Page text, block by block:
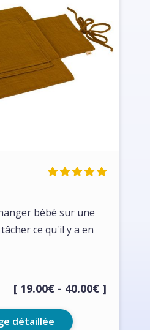
bébé sur une
ce qu'il y a en
[ 19.00€ - 40.00€ ]
détaillée